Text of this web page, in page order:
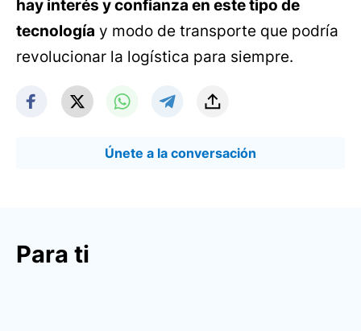
hay interés y confianza en este tipo de
tecnología y modo de transporte que podría
revolucionar la logística para siempre.
Únete a la conversación
Para ti